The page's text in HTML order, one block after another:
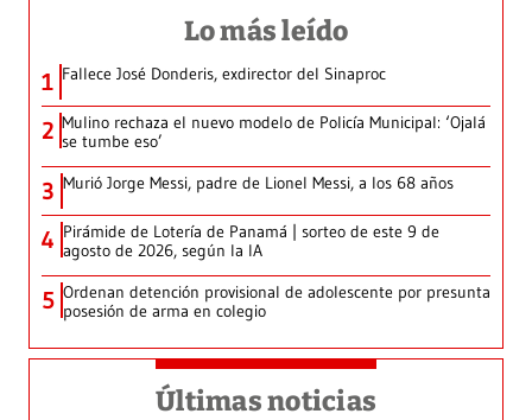
Lo más leído
1 Fallece José Donderis, exdirector del Sinaproc
2 Mulino rechaza el nuevo modelo de Policía Municipal: ‘Ojalá
se tumbe eso’
3 Murió Jorge Messi, padre de Lionel Messi, a los 68 años
4 Pirámide de Lotería de Panamá | sorteo de este 9 de
agosto de 2026, según la IA
5 Ordenan detención provisional de adolescente por presunta
posesión de arma en colegio
Últimas noticias